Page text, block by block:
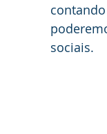
sociais.